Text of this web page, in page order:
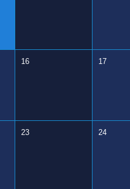
16 17
23 24